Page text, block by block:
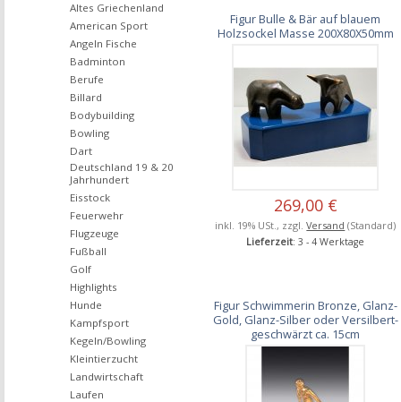
Figur Bulle & Bär auf blauem
Holzsockel Masse 200X80X50mm
269,00 €
inkl. 19% USt., zzgl.Versand (Standard)
Lieferzeit: 3 - 4 Werktage
Figur Schwimmerin Bronze, Glanz-
Gold, Glanz-Silber oder Versilbert-
geschwärzt ca. 15cm
Altes Griechenland
American Sport
Angeln Fische
Badminton
Berufe
Billard
Bodybuilding
Bowling
Dart
Deutschland 19 & 20
Jahrhundert
Eisstock
Feuerwehr
Flugzeuge
Fußball
Golf
Highlights
Hunde
Kampfsport
Kegeln/Bowling
Kleintierzucht
Landwirtschaft
Laufen